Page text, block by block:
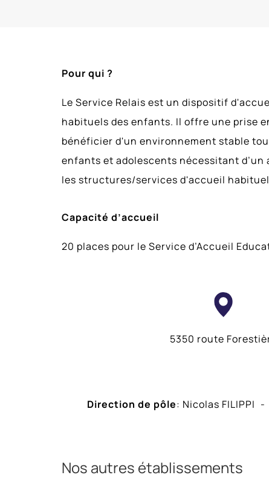
Pour qui ?
Le Service Relais est un dispositif
habituels des enfants. Il offre une prise
bénéficier d'un environnement stable
enfants et adolescents nécessitant
les structures/services d'accueil
Capacité d’accueil
20 places pour le Service d’Accueil
5350 route
Direction de pôle: Nicolas FILIPPI
Nos autres établissements